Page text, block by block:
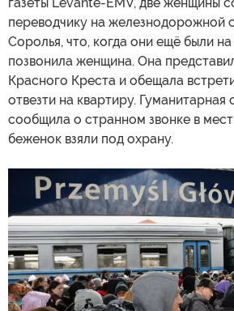
переводчику на железнодорожной
Соролья, что, когда они ещё были
позвонила женщина. Она
Красного Креста и обещала
отвезти на квартиру. Гуманитарная
сообщила о странном звонке в
беженок взяли под охрану.